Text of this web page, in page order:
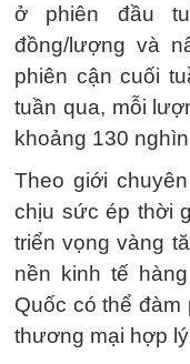
ở phiên đầu
đồng/lượng và
phiên cận cuối
tuần qua, mỗi
khoảng 130
Theo giới
chịu sức ép thời
triển vọng vàng
nền kinh tế
Quốc có thể đàm
thương mại hợp